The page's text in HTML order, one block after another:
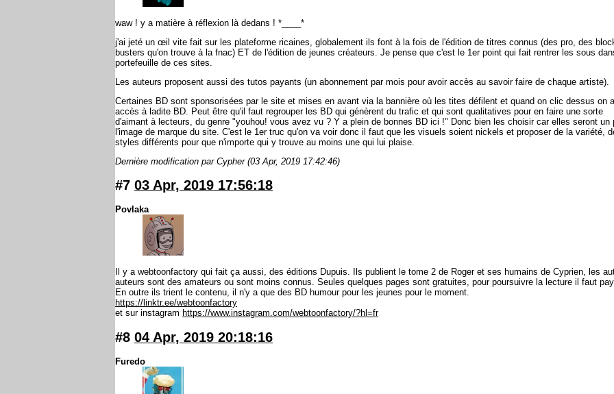
waw ! y a matière à réflexion là dedans ! *____*
j'ai jeté un œil vite fait sur les plateforme ricaines, globalement ils font à la fois de l'édition de titres connus (des pro, des
busters qu'on trouve à la fnac) ET de l'édition de jeunes créateurs. Je pense que c'est le 1er point qui fait rentrer les sous
portefeuille de ces sites.
Les auteurs proposent aussi des tutos payants (un abonnement par mois pour avoir accès au savoir faire de chaque artiste).
Certaines BD sont sponsorisées par le site et mises en avant via la bannière où les tites défilent et quand on clic dessus on a
accès à ladite BD. Peut être qu'il faut regrouper les BD qui génèrent du trafic et qui sont qualitatives pour en faire une sorte
d'aimant à lecteurs, du genre "youhou! vous avez vu ? Y a plein de bonnes BD ici !" Donc bien les choisir car elles seront un
l'image de marque du site. C'est le 1er truc qu'on va voir donc il faut que les visuels soient nickels et proposer de la variété,
styles différents pour que n'importe qui y trouve au moins une qui lui plaise.
Dernière modification par Cypher (03 Apr, 2019 17:42:46)
#7 03 Apr, 2019 17:56:18
Povlaka
Il y a webtoonfactory qui fait ça aussi, des éditions Dupuis. Ils publient le tome 2 de Roger et ses humains de Cyprien, les
auteurs sont des amateurs ou sont moins connus. Seules quelques pages sont gratuites, pour poursuivre la lecture il faut
En outre ils trient le contenu, il n'y a que des BD humour pour les jeunes pour le moment.
https://linktr.ee/webtoonfactory
et sur instagram https://www.instagram.com/webtoonfactory/?hl=fr
#8 04 Apr, 2019 20:18:16
Furedo